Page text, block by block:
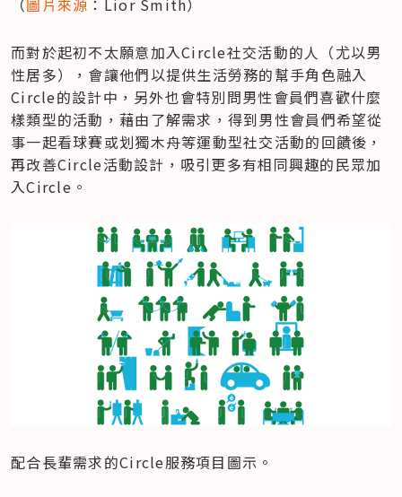
而對於起初不太願意加入Circle社交活動的人（尤以男
性居多），會讓他們以提供生活勞務的幫手角色融入
Circle的設計中，另外也會特別問男性會員們喜歡什麼
樣類型的活動，藉由了解需求，得到男性會員們希望從
事一起看球賽或划獨木舟等運動型社交活動的回饋後，
再改善Circle活動設計，吸引更多有相同興趣的民眾加
入Circle。
配合長輩需求的Circle服務項目圖示。